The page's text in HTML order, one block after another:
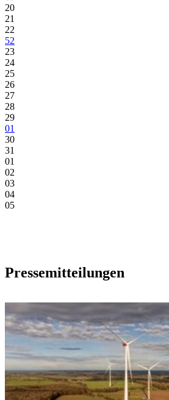
20
21
22
52
23
24
25
26
27
28
29
01
30
31
01
02
03
04
05
Pressemitteilungen